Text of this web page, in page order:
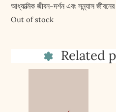
আধ্যাত্মিক জীবন-দর্শন এবং সন্ন্যাস
Out of stock
Related